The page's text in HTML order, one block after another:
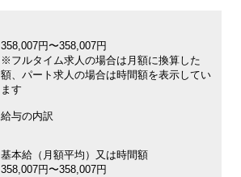
358,007円〜358,007円
※フルタイム求人の場合は月額に換算した
額、パート求人の場合は時間額を表示してい
ます
給与の内訳
基本給（月額平均）又は時間額
358,007円〜358,007円